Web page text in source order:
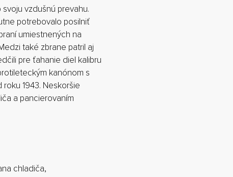
vzdušnú prevahu.
potrebovalo posilniť
umiestnených na
také zbrane patril aj
pre ťahanie diel kalibru
kanónom s
1943. Neskoršie
a pancierovaním
chladiča,